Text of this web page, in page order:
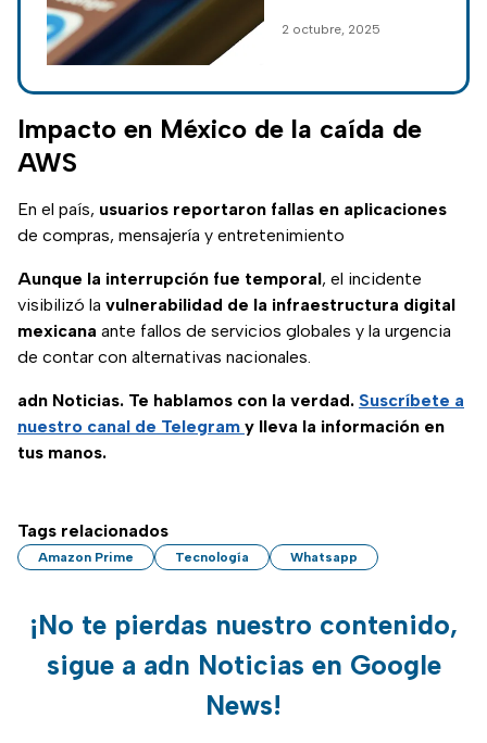
la que el hacker roba
personal y bancaria
del usuario.
2 octubre, 2025
Impacto en México de la caída de
AWS
En el país, usuarios reportaron fallas en aplicaciones
de compras, mensajería y entretenimiento
Aunque la interrupción fue temporal, el incidente
visibilizó la vulnerabilidad de la infraestructura digital
mexicana ante fallos de servicios globales y la urgencia
de contar con alternativas nacionales.
adn Noticias. Te hablamos con la verdad. Suscríbete a
nuestro canal de Telegram y lleva la información en
tus manos.
Tags relacionados
Amazon Prime Tecnología Whatsapp
¡No te pierdas nuestro contenido,
sigue a adn Noticias en Google
News!